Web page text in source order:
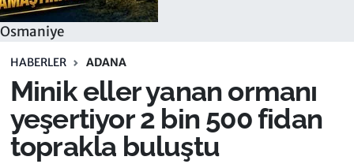
Osmaniye
HABERLER ADANA
Minik eller yanan ormanı
yeşertiyor 2 bin 500 fidan
toprakla buluştu
Son Dakika Haberleri